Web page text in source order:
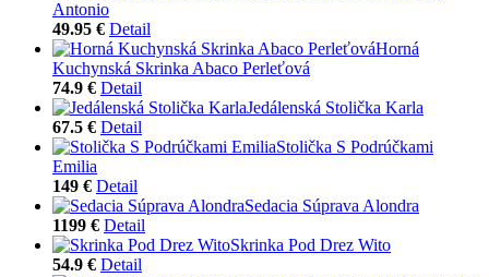
Antonio
49.95 € Detail
Horná
Kuchynská Skrinka Abaco Perleťová
74.9 € Detail
Jedálenská Stolička Karla
67.5 € Detail
Stolička S Podrúčkami
Emilia
149 € Detail
Sedacia Súprava Alondra
1199 € Detail
Skrinka Pod Drez Wito
54.9 € Detail